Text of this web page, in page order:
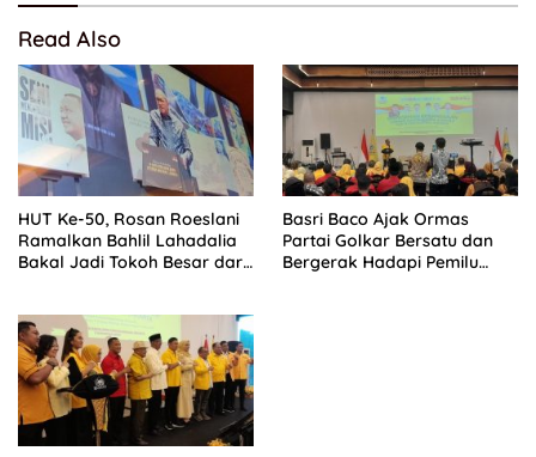
Read Also
HUT Ke-50, Rosan Roeslani
Ramalkan Bahlil Lahadalia
Bakal Jadi Tokoh Besar dari
Basri Baco Ajak Ormas
Partai Golkar Bersatu dan
Bergerak Hadapi Pemilu